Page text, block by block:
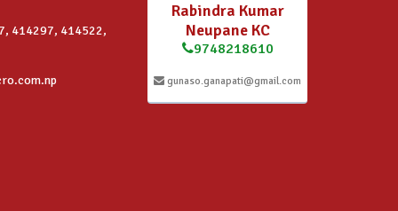
414297, 414522,
Rabindra Kumar
Neupane KC
9748218610
gunaso.ganapati@gmail.com